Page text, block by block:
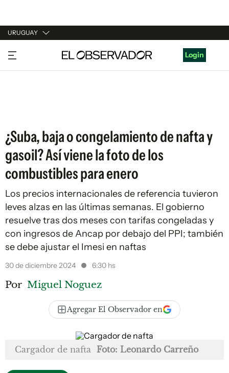
URUGUAY
URUGUAY
ARGENTINA
Login
¿Suba, baja o congelamiento de nafta y
gasoil? Así viene la foto de los
combustibles para enero
Los precios internacionales de referencia tuvieron
leves alzas en las últimas semanas. El gobierno
resuelve tras dos meses con tarifas congeladas y
con ingresos de Ancap por debajo del PPI; también
se debe ajustar el Imesi en naftas
30 de diciembre 2024 6:30 hs
Por Miguel Noguez
Agregar El Observador en
Cargador de nafta Foto: Leonardo Carreño